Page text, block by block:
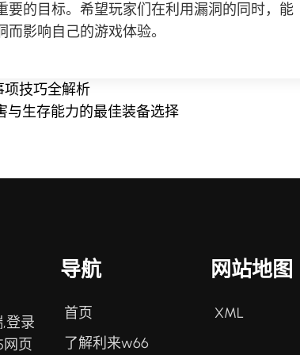
要的目标。希望玩家们在利用漏洞的同时，能
影响自己的游戏体验。
技巧全解析
与生存能力的最佳装备选择
登录
网页
导航
首页
了解利来w66
网站地图
XML